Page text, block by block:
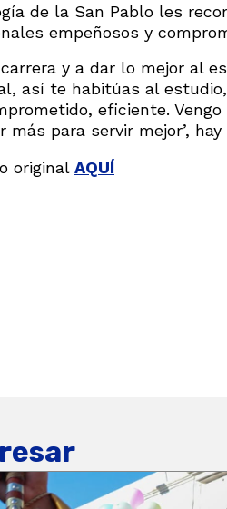
de la San Pablo les
empeñosos y
y a dar lo mejor al
así te habitúas al
eficiente.
más para servir mejor’,
original AQUÍ